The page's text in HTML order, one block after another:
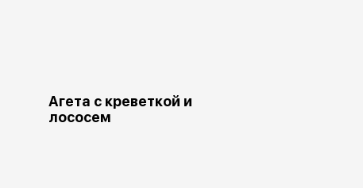
Агета с креветкой и
лососем